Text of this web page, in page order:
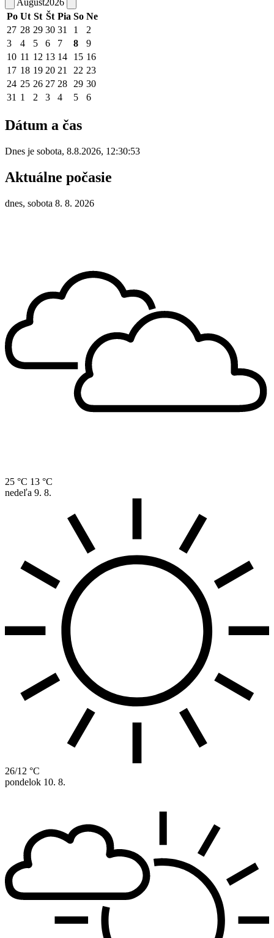
August2026
Po Ut St Št Pia So Ne
27 28 29 30 31 1
2
3
4 5 6 7 8
9
10 11 12 13 14 15 16
17 18 19 20 21 22 23
24 25 26 27 28 29 30
31 1 2 3 4 5 6
Dátum a čas
Dnes je sobota, 8.8.2026, 12:30:53
Aktuálne počasie
dnes, sobota 8. 8. 2026
25 °C 13 °C
nedeľa 9. 8.
26/12 °C
pondelok 10. 8.